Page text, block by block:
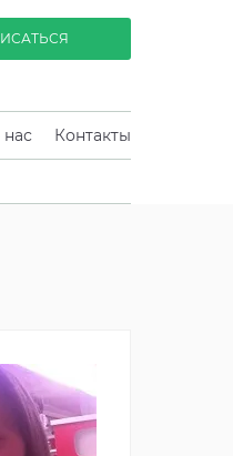
Контакты